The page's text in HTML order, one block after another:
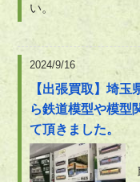
い。
2024/9/16
【出張買取】埼
ら鉄道模型や模型
て頂きました。